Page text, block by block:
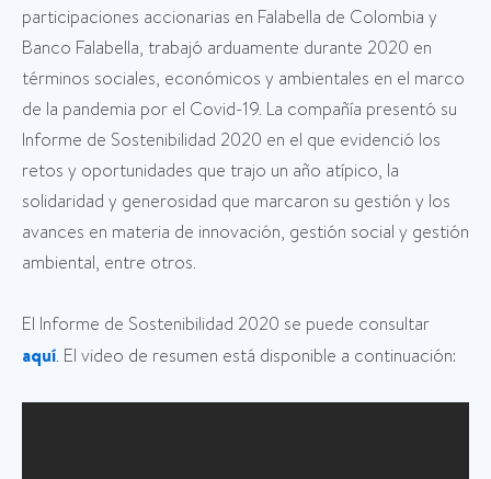
participaciones accionarias en Falabella de Colombia y
Banco Falabella, trabajó arduamente durante 2020 en
términos sociales, económicos y ambientales en el marco
de la pandemia por el Covid-19. La compañía presentó su
Informe de Sostenibilidad 2020 en el que evidenció los
retos y oportunidades que trajo un año atípico, la
solidaridad y generosidad que marcaron su gestión y los
avances en materia de innovación, gestión social y gestión
ambiental, entre otros.
El Informe de Sostenibilidad 2020 se puede consultar
aquí. El video de resumen está disponible a continuación: